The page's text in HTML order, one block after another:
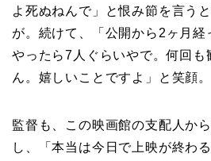
よ死ぬねんで」と恨み節を言う
が。続けて、「公開から2ヶ月
やったら7人ぐらいやで。何回も
ん。嬉しいことですよ」と笑顔。
監督も、この映画館の支配人か
し、「本当は今日で上映が終わ